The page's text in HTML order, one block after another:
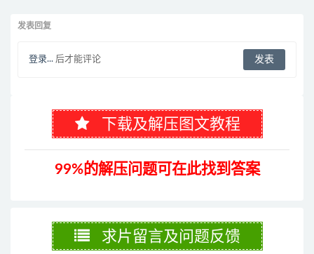
藏版 720P/MKV/3.66G 动画片神
奇一家下载
发表回复
登录... 后才能评论
下载及解压图文教程
99%的解压问题可在此找到答案
求片留言及问题反馈